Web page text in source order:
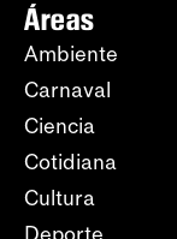
Áreas
Ambiente
Carnaval
Ciencia
Cotidiana
Cultura